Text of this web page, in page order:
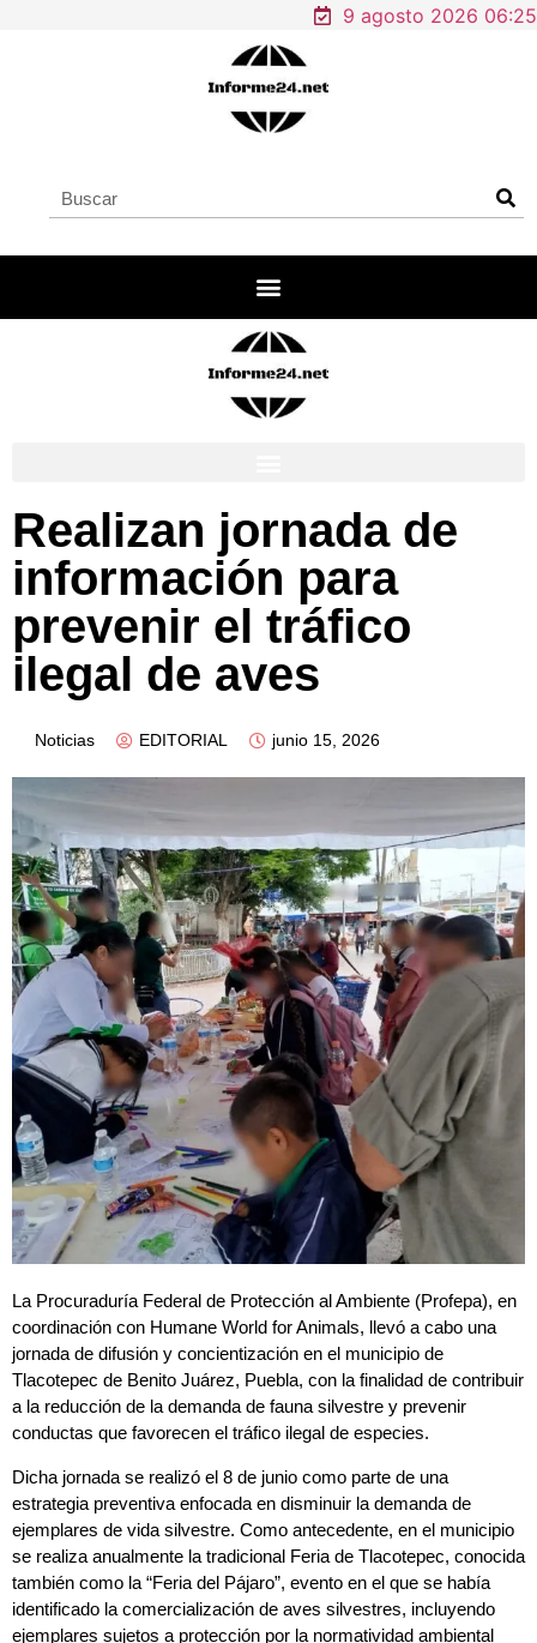
9 agosto 2026 06:25
Realizan jornada de
información para
prevenir el tráfico
ilegal de aves
Noticias EDITORIAL junio 15, 2026
La Procuraduría Federal de Protección al Ambiente (Profepa), en
coordinación con Humane World for Animals, llevó a cabo una
jornada de difusión y concientización en el municipio de
Tlacotepec de Benito Juárez, Puebla, con la finalidad de contribuir
a la reducción de la demanda de fauna silvestre y prevenir
conductas que favorecen el tráfico ilegal de especies.
Dicha jornada se realizó el 8 de junio como parte de una
estrategia preventiva enfocada en disminuir la demanda de
ejemplares de vida silvestre. Como antecedente, en el municipio
se realiza anualmente la tradicional Feria de Tlacotepec, conocida
también como la “Feria del Pájaro”, evento en el que se había
identificado la comercialización de aves silvestres, incluyendo
ejemplares sujetos a protección por la normatividad ambiental